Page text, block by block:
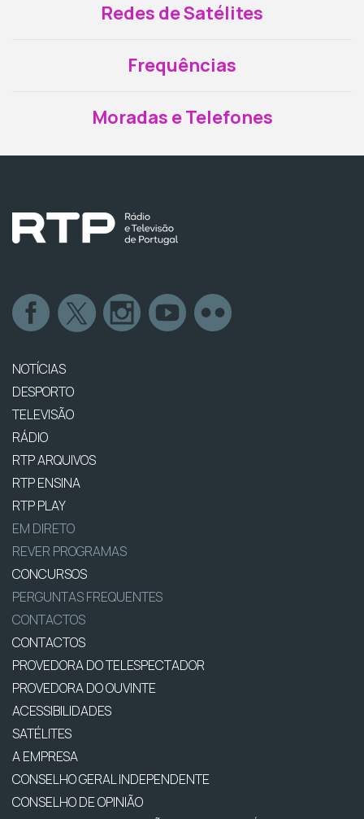
Redes de Satélites
Frequências
Moradas e Telefones
NOTÍCIAS
DESPORTO
TELEVISÃO
RÁDIO
RTP ARQUIVOS
RTP ENSINA
RTP PLAY
EM DIRETO
REVER PROGRAMAS
CONCURSOS
PERGUNTAS FREQUENTES
CONTACTOS
CONTACTOS
PROVEDORA DO TELESPECTADOR
PROVEDORA DO OUVINTE
ACESSIBILIDADES
SATÉLITES
A EMPRESA
CONSELHO GERAL INDEPENDENTE
CONSELHO DE OPINIÃO